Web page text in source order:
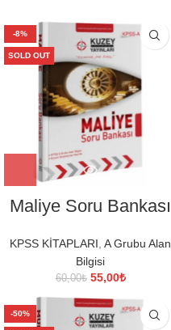
-8%
SOLD OUT
Maliye Soru Bankası
KPSS KİTAPLARI A Grubu Alan
Bilgisi
60,00₺ Orijinal
60,00₺.
55,00₺Şu
fiyat:
55,00₺.
-50%